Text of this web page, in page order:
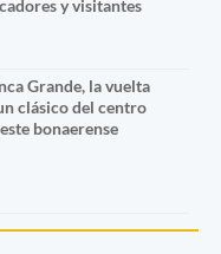
y visitantes
Grande, la vuelta
clásico del centro
bonaerense